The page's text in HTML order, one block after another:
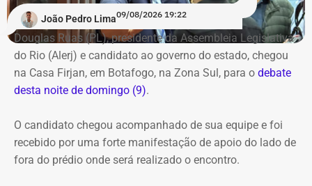
João Pedro Lima09/08/2026 19:22
Douglas Ruas (PL), presidente da Assembleia Legislativa
do Rio (Alerj) e candidato ao governo do estado, chegou
na Casa Firjan, em Botafogo, na Zona Sul, para o debate
desta noite de domingo (9).
O candidato chegou acompanhado de sua equipe e foi
recebido por uma forte manifestação de apoio do lado de
fora do prédio onde será realizado o encontro.